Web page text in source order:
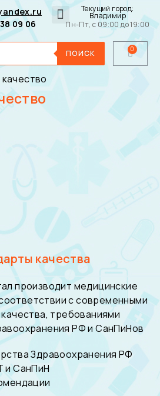
Текущий город:
Владимир
Пн-Пт, с 09:00 до 19:00
09 06
ПОИСК
качества
производит медицинские
с современными
требованиями
РФ и СанПиНов
Здравоохранения РФ
и СанПиН